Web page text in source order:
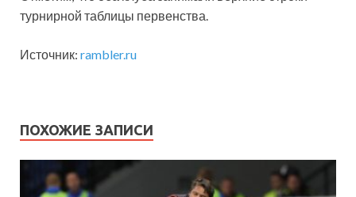
турнирной таблицы первенства.
Источник: rambler.ru
ПОХОЖИЕ ЗАПИСИ